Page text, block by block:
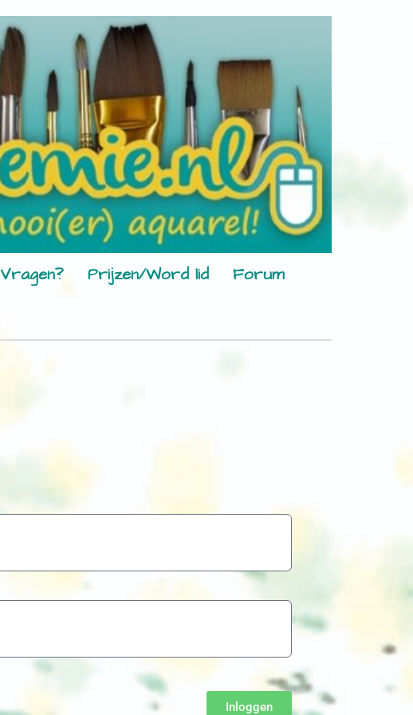
Vragen? Prijzen/Word lid
Forum
Inloggen